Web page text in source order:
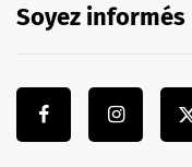
Soyez informés